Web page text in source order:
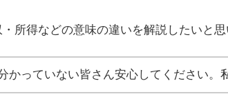
所得などの意味の違いを解説したいと思
かっていない皆さん安心してください。